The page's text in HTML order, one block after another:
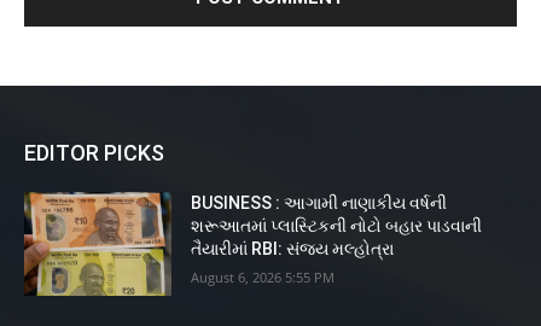
EDITOR PICKS
BUSINESS : આગામી નાણાકીય વર્ષની
શરૂઆતમાં પ્લાસ્ટિકની નોટો બહાર પાડવાની
તૈયારીમાં RBI: સંજય મલ્હોત્રા
August 6, 2026 5:55 PM